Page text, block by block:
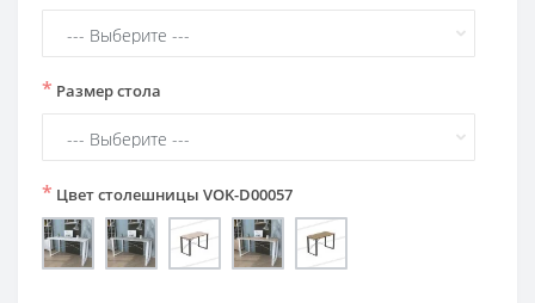
* Размер стола
* Цвет столешницы VOK-D00057